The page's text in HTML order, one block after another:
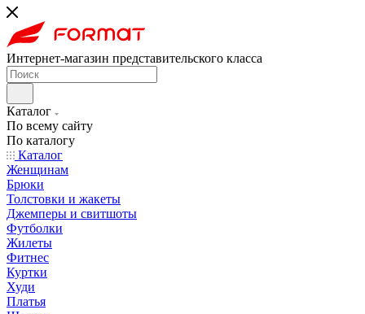
Интернет-магазин представительского класса
Каталог
По всему сайту
По каталогу
Каталог
Женщинам
Брюки
Толстовки и жакеты
Джемперы и свитшоты
Футболки
Жилеты
Фитнес
Куртки
Худи
Платья